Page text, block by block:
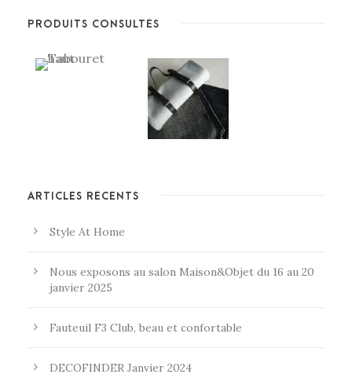
PRODUITS CONSULTÉS
ARTICLES RÉCENTS
Style At Home
Nous exposons au salon Maison&Objet du 16 au 20
janvier 2025
Fauteuil F3 Club, beau et confortable
DECOFINDER Janvier 2024